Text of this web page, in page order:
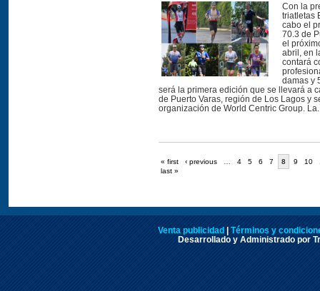
Con la
triatletas
cabo el
70.3 de
el
abril, en
contará
damas y
será la primera edición que se llevará a
de Puerto Varas, región de Los Lagos y
organización de World Centric Group.
« first ‹ previous … 4 5 6 7 8 9 10
last »
Venta publicidad
Términos y
Desarrollado y Administrado por